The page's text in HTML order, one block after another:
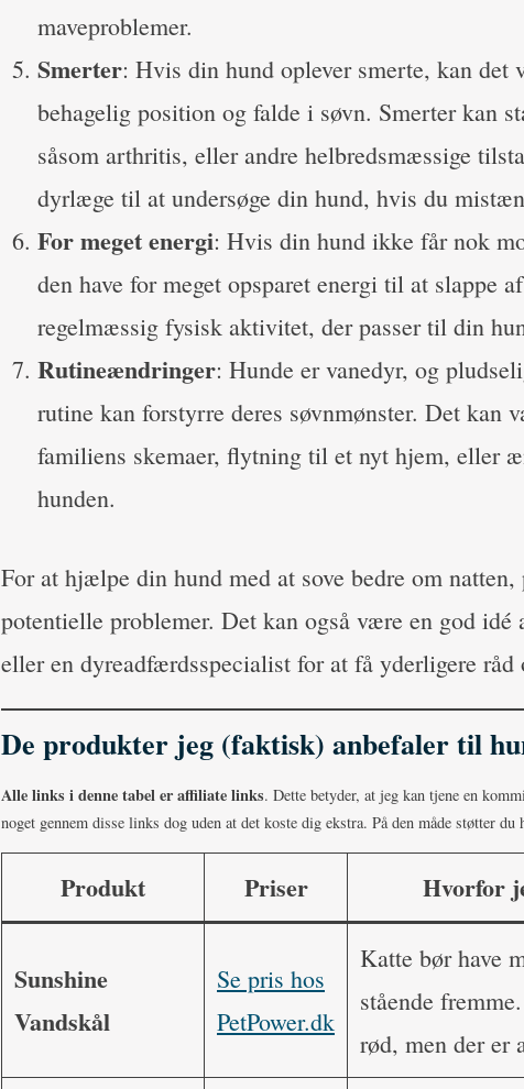
maveproblemer.
Smerter: Hvis din hund oplever smerte, kan
behagelig position og falde i søvn. Smerter kan
såsom arthritis, eller andre helbredsmæssige
dyrlæge til at undersøge din hund, hvis du
For meget energi: Hvis din hund ikke får nok
den have for meget opsparet energi til at slappe
regelmæssig fysisk aktivitet, der passer til din
Rutineændringer: Hunde er vanedyr, og
rutine kan forstyrre deres søvnmønster. Det kan
familiens skemaer, flytning til et nyt hjem, eller
hunden.
For at hjælpe din hund med at sove bedre om natten,
potentielle problemer. Det kan også være en god idé
eller en dyreadfærdsspecialist for at få yderligere råd
De produkter jeg (faktisk) anbefaler til
Alle links i denne tabel er affiliate links. Dette betyder, at jeg kan tjene en
noget gennem disse links dog uden at det koste dig ekstra. På den måde støtter
Produkt Priser Hvorfor
Sunshine
Vandskål
Se pris hos
PetPower.dk
Katte bør have
stående
rød, men der er